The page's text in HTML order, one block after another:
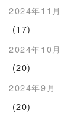
2024年11月
(17)
2024年10月
(20)
2024年9月
(20)